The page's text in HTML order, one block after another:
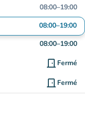
08:00–19:00
08:00–19:00
08:00–19:00
door_front Fermé
door_front Fermé